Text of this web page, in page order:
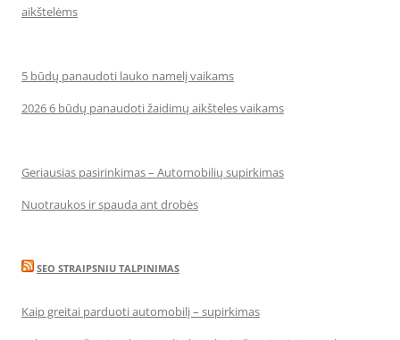
aikštelėms
5 būdų panaudoti lauko namelį vaikams
2026 6 būdų panaudoti žaidimų aikšteles vaikams
Geriausias pasirinkimas – Automobilių supirkimas
Nuotraukos ir spauda ant drobės
SEO STRAIPSNIU TALPINIMAS
Kaip greitai parduoti automobilį – supirkimas